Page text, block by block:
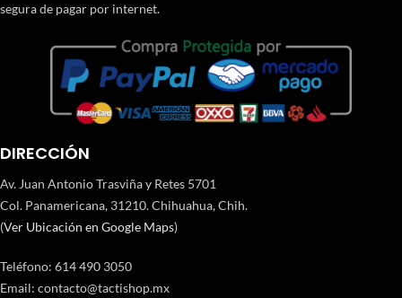
segura de pagar por internet.
DIRECCIÓN
Av. Juan Antonio Trasviña y Retes 5701
Col. Panamericana, 31210. Chihuahua, Chih.
(Ver Ubicación en Google Maps)
Teléfono: 614 490 3050
Email: contacto@tactishop.mx